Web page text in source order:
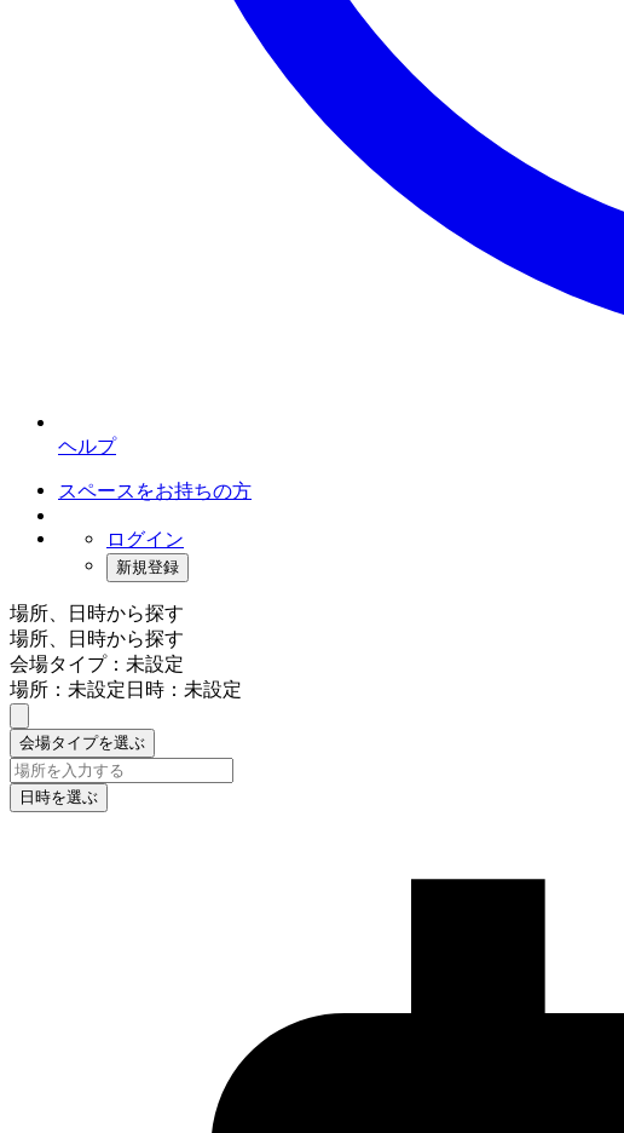
ヘルプ
スペースをお持ちの方
ログイン
新規登録
場所、日時から探す
場所、日時から探す
会場タイプ：未設定
場所：未設定日時：未設定
会場タイプを選ぶ
日時を選ぶ